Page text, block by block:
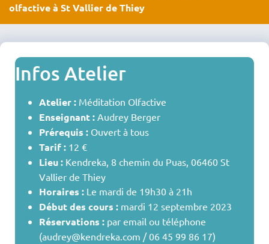
olfactive à St Vallier de Thiey
Infos Atelier
Atelier : Méditation Olfactive
Enseignant : Audrey Berger
Prérequis : Ouvert à tous
Tarif : 12 €
Lieu : Kendreka, 8 chemin du Puas, 06460 St
Vallier de Thiey
Horaires : Le mardi de 19h30 à 21h
Début des cours : mardi 12 septembre 2023
Réservations : par email ou téléphone
(audrey@kendreka.com / 06 45 99 86 17)